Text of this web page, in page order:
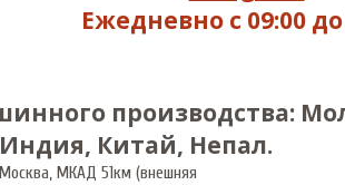
Ежедневно с 09:00 до
производства:
Китай, Непал.
Москва, МКАД 51км (внешняя